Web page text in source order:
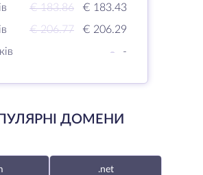
€ 183.86
€ 183.43
€ 206.77
€ 206.29
- -
ДОМЕНИ
.net